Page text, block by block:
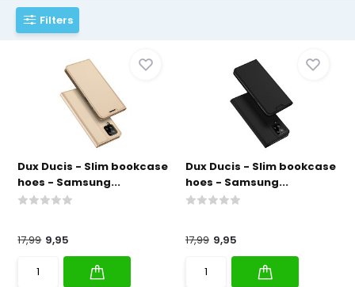
Filters
Dux Ducis - Slim bookcase
hoes - Samsung...
17,99 9,95
Dux Ducis - Slim bookcase
hoes - Samsung...
17,99 9,95